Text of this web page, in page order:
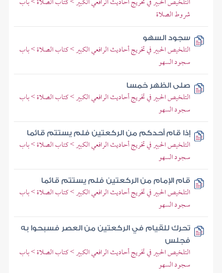
شروط الصلاة
سجود السهو
التلخيص الحبير في تخريج أحاديث الرافعي الكبير > كتاب الصلاة > باب
سجود السهو
صلى الظهر خمسا
التلخيص الحبير في تخريج أحاديث الرافعي الكبير > كتاب الصلاة > باب
سجود السهو
إذا قام أحدكم من الركعتين فلم يستتم قائما
التلخيص الحبير في تخريج أحاديث الرافعي الكبير > كتاب الصلاة > باب
سجود السهو
قام الإمام من الركعتين فلم يستتم قائما
التلخيص الحبير في تخريج أحاديث الرافعي الكبير > كتاب الصلاة > باب
سجود السهو
تحرك للقيام في الركعتين من العصر فسبحوا به
فجلس
التلخيص الحبير في تخريج أحاديث الرافعي الكبير > كتاب الصلاة > باب
سجود السهو